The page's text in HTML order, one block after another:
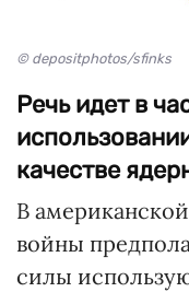
© depositphotos/sfinks
Речь идет в
качестве
В
войны
силы